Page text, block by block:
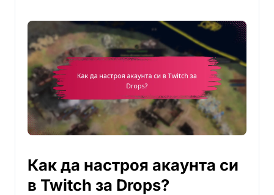
Как да настроя акаунта си
в Twitch за Drops?